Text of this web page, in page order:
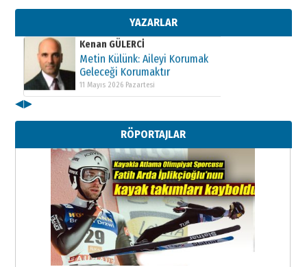
YAZARLAR
11 Mayıs 2026 Pazartesi
Kenan GÜLERCİ
Metin Külünk: Aileyi Korumak
Geleceği Korumaktır
11 Mayıs 2026 Pazartesi
Metin Külünk: Aileyi Korumak
Geleceği Korumaktır
11 Mayıs 2026 Pazartesi
◀▶
RÖPORTAJLAR